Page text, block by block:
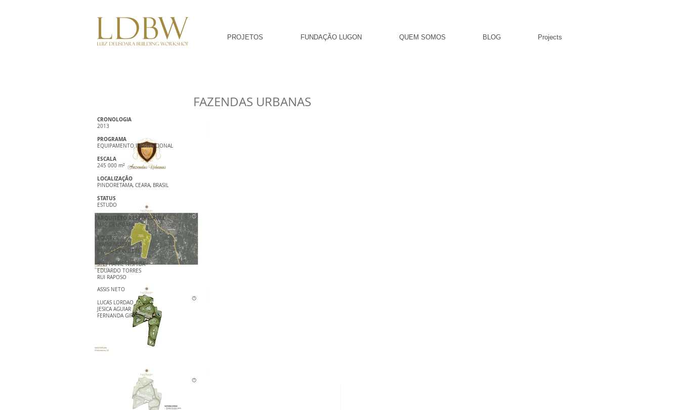
PROJETOS FUNDAÇÃO LUGON QUEM SOMOS BLOG Projects
CRONOLOGIA
2013
PROGRAMA
EQUIPAMENTO INSTITUCIONAL
ESCALA
245 000 m²
LOCALIZAÇÃO
PINDORETAMA, CEARA, BRASIL
STATUS
ESTUDO
ARQUITETO RESPONSÁVEL
LUIZ DEUSDARA
EQUIPE
IKARO NOBRE
JIVAGO DONIZETTI
STEPHANIE NISHIDA
EDUARDO TORRES
RUI RAPOSO
ASSIS NETO
LUCAS LORDAO
JESICA AGUIAR
FERNANDA GIRAO
FAZENDAS URBANAS